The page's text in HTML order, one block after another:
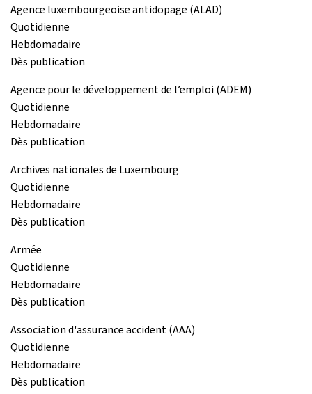
Agence luxembourgeoise antidopage (ALAD)
Quotidienne
Hebdomadaire
Dès publication
Agence pour le développement de l’emploi (ADEM)
Quotidienne
Hebdomadaire
Dès publication
Archives nationales de Luxembourg
Quotidienne
Hebdomadaire
Dès publication
Armée
Quotidienne
Hebdomadaire
Dès publication
Association d'assurance accident (AAA)
Quotidienne
Hebdomadaire
Dès publication